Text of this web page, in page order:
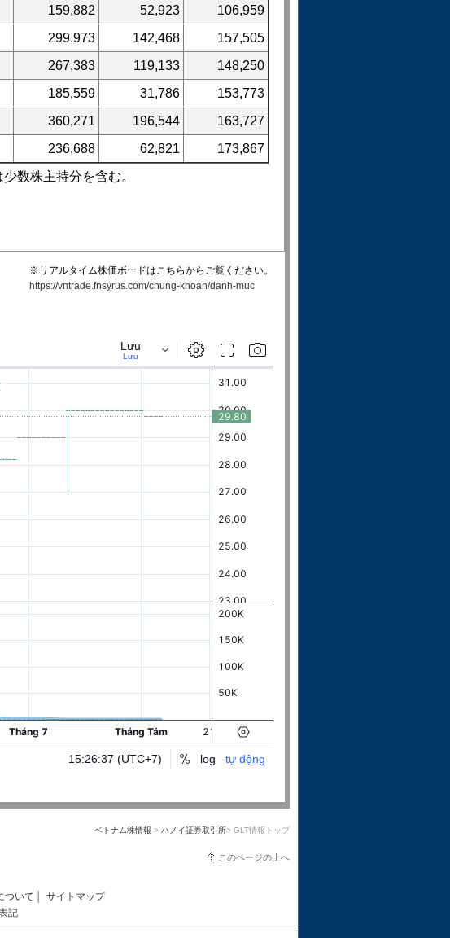
159,882 52,923
106,959
299,973 142,468
157,505
267,383 119,133
148,250
185,559 31,786
153,773
360,271 196,544
163,727
236,688 62,821
173,867
数株主持分を含む。
※リアルタイム株価ボードはこちらからご覧ください。
https://vntrade.fnsyrus.com/chung-khoan/danh-muc
ベトナム株情報 > ハノイ証券取引所> GLT情報トップ
このページの上へ
ついて
サイトマップ
記